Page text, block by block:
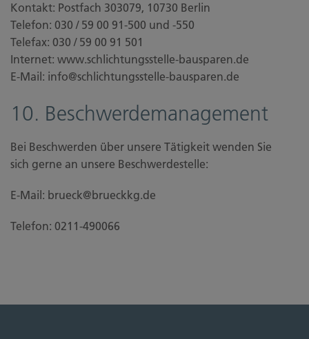
Kontakt: Postfach 303079, 10730 Berlin
Telefon: 030 / 59 00 91-500 und -550
Telefax: 030 / 59 00 91 501
Internet: www.schlichtungsstelle-bausparen.de
E-Mail: info@schlichtungsstelle-bausparen.de
10. Beschwerdemanagement
Bei Beschwerden über unsere Tätigkeit wenden Sie
sich gerne an unsere Beschwerdestelle:
E-Mail: brueck@brueckkg.de
Telefon: 0211-490066